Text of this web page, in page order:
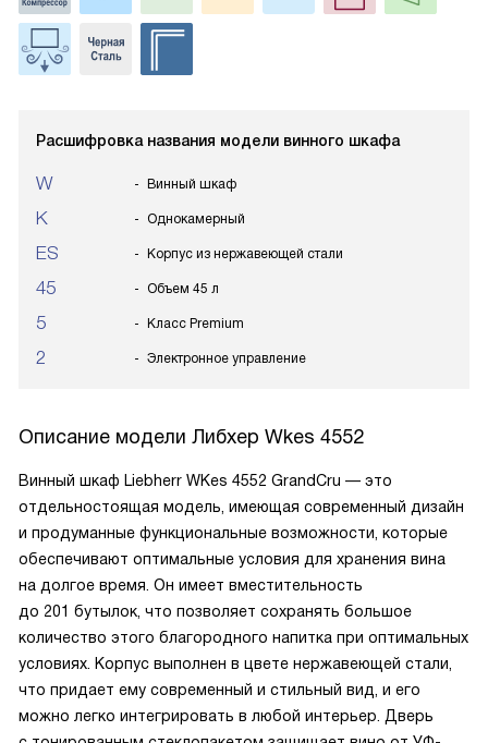
Расшифровка названия модели винного шкафа
W Винный шкаф
K Однокамерный
ES Корпус из нержавеющей стали
45 Объем 45 л
5 Класс Premium
2 Электронное управление
Описание модели Либхер Wkes 4552
Винный шкаф Liebherr WKes 4552 GrandCru — это
отдельностоящая модель, имеющая современный дизайн
и продуманные функциональные возможности, которые
обеспечивают оптимальные условия для хранения вина
на долгое время. Он имеет вместительность
до 201 бутылок, что позволяет сохранять большое
количество этого благородного напитка при оптимальных
условиях. Корпус выполнен в цвете нержавеющей стали,
что придает ему современный и стильный вид, и его
можно легко интегрировать в любой интерьер. Дверь